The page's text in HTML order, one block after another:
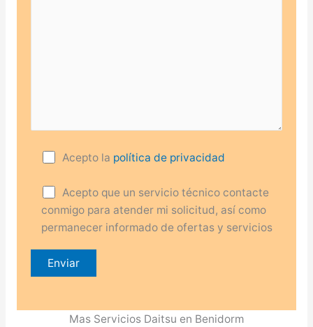
Acepto la política de privacidad
Acepto que un servicio técnico contacte
conmigo para atender mi solicitud, así como
permanecer informado de ofertas y servicios
Mas Servicios Daitsu en Benidorm